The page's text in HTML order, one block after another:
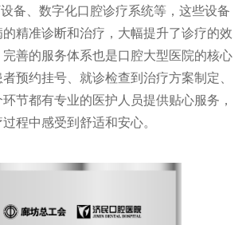
备、数字化口腔诊疗系统等，这些设备
精准诊断和治疗，大幅提升了诊疗的效
善的服务体系也是口腔大型医院的核心
预约挂号、就诊检查到治疗方案制定、
节都有专业的医护人员提供贴心服务，
程中感受到舒适和安心。